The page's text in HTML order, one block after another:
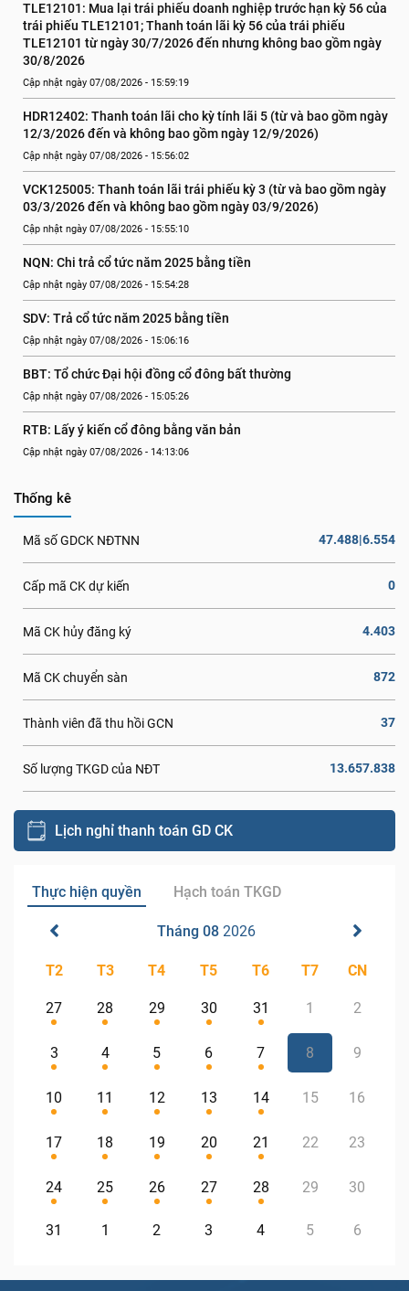
TLE12101: Mua lại trái phiếu doanh nghiệp trước hạn kỳ 56 của
trái phiếu TLE12101; Thanh toán lãi kỳ 56 của trái phiếu
TLE12101 từ ngày 30/7/2026 đến nhưng không bao gồm ngày
30/8/2026
Cập nhật ngày 07/08/2026 - 15:59:19
HDR12402: Thanh toán lãi cho kỳ tính lãi 5 (từ và bao gồm ngày
12/3/2026 đến và không bao gồm ngày 12/9/2026)
Cập nhật ngày 07/08/2026 - 15:56:02
VCK125005: Thanh toán lãi trái phiếu kỳ 3 (từ và bao gồm ngày
03/3/2026 đến và không bao gồm ngày 03/9/2026)
Cập nhật ngày 07/08/2026 - 15:55:10
NQN: Chi trả cổ tức năm 2025 bằng tiền
Cập nhật ngày 07/08/2026 - 15:54:28
SDV: Trả cổ tức năm 2025 bằng tiền
Cập nhật ngày 07/08/2026 - 15:06:16
BBT: Tổ chức Đại hội đồng cổ đông bất thường
Cập nhật ngày 07/08/2026 - 15:05:26
RTB: Lấy ý kiến cổ đông bằng văn bản
Cập nhật ngày 07/08/2026 - 14:13:06
Thống kê
Mã số GDCK NĐTNN 47.488|6.554
Cấp mã CK dự kiến 0
Mã CK hủy đăng ký 4.403
Mã CK chuyển sàn 872
Thành viên đã thu hồi GCN 37
Số lượng TKGD của NĐT 13.657.838
Lịch nghỉ thanh toán GD CK
Thực hiện quyền Hạch toán TKGD
Tháng 08 2026
T2 T3 T4 T5 T6 T7 CN
27 28 29 30 31 1 2
3 4 5 6 7 8 9
10 11 12 13 14 15 16
17 18 19 20 21 22 23
24 25 26 27 28 29 30
31 1 2 3 4 5 6